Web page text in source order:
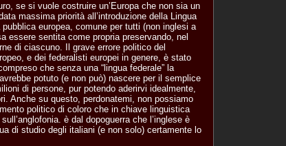
se si vuole costruire un’Europa che non sia un
massima priorità all’introduzione della Lingua
europea, comune per tutti (non inglesi a
essere sentita come propria preservando, nel
di ciascuno. Il grave errore politico del
e dei federalisti europei in genere, è stato
che senza una “lingua federale” la
potuto (e non può) nascere per il semplice
di persone, pur potendo aderirvi idealmente,
Anche su questo, perdonatemi, non possiamo
politico di coloro che in chiave linguistica
è dal dopoguerra che l’inglese è
di studio degli italiani (e non solo) certamente lo